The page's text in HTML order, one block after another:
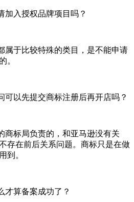
加入授权品牌项目吗？
属于比较特殊的类目，是不能申请
。
可以先提交商标注册后再开店吗？
商标局负责的，和亚马逊没有关
存在前后关系问题。商标只是在做
到。
才算备案成功了？